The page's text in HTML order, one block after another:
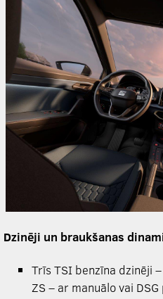
Dzinēji un braukšanas
Trīs TSI benzīna dzinēji
ZS – ar manuālo vai